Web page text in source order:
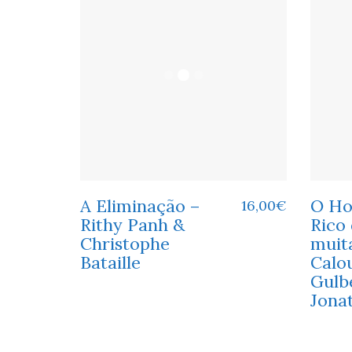
A Eliminação –
Rithy Panh &
Christophe
Bataille
16,00€
O
Rico